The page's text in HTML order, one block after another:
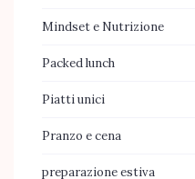
Mindset e Nutrizione
Packed lunch
Piatti unici
Pranzo e cena
preparazione estiva